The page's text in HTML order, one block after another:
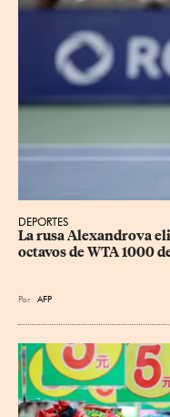
DEPORTES
La rusa Alexandrova
octavos de WTA 1000
Por AFP